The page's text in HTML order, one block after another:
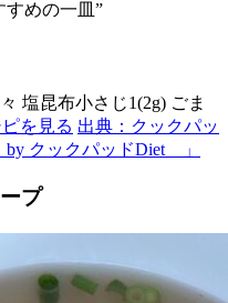
すめの一皿”
塩昆布小さじ1(2g) ごま
を見る 出典：クックパッ
クックパッドDiet 」
プ